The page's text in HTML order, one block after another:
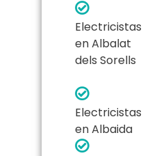
Electricistas
en Albalat
dels Sorells
Electricistas
en Albaida